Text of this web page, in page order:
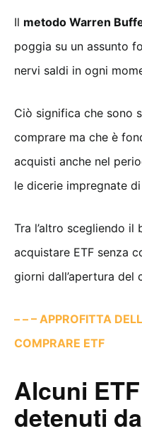
Il metodo Warren
poggia su un assunto
nervi saldi in ogni
Ciò significa che sono
comprare ma che è
acquisti anche nel
le dicerie impregnate
Tra l’altro scegliendo il
acquistare ETF senza
giorni dall’apertura del
– – – APPROFITTA
COMPRARE ETF
Alcuni
detenuti